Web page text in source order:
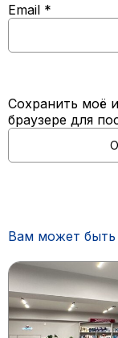
Email *
Сохранить моё
браузере для
Вам может быть